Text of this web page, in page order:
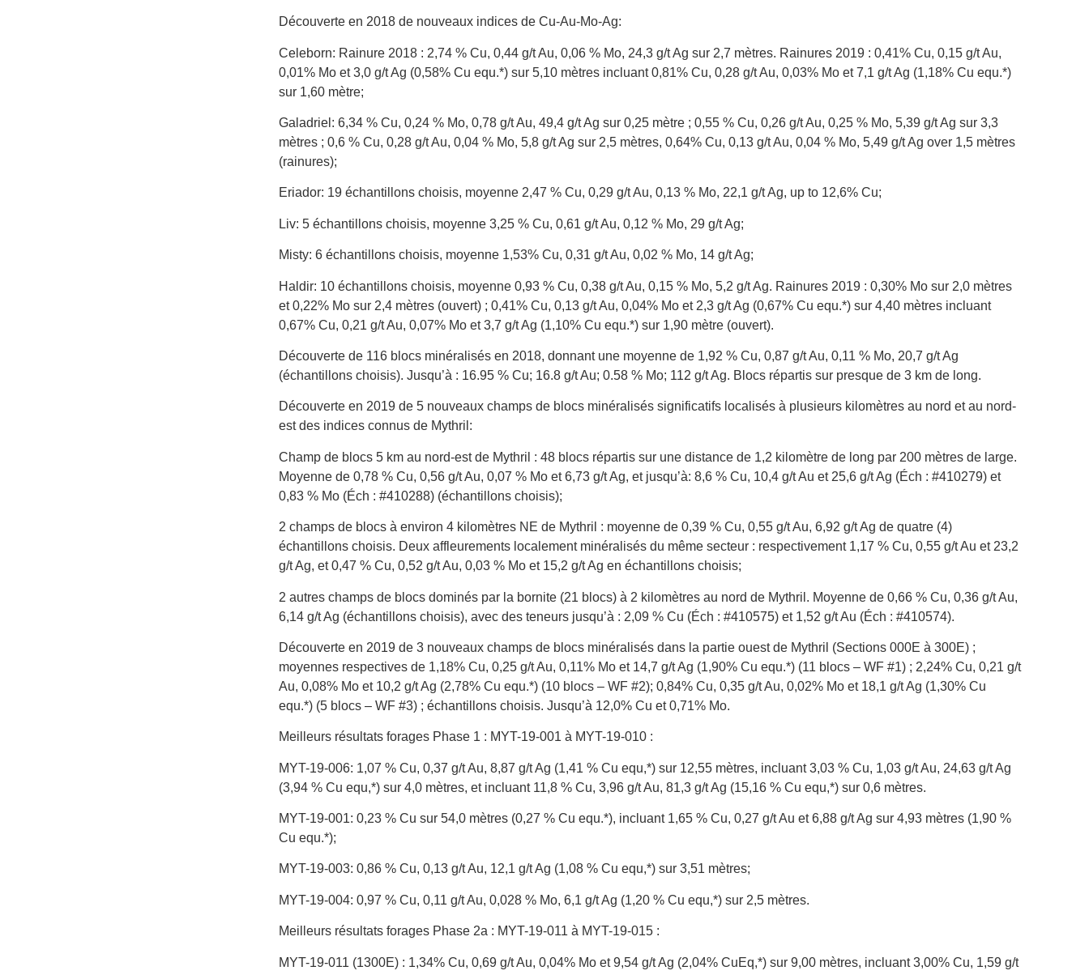
Découverte en 2018 de nouveaux indices de Cu-Au-Mo-Ag:
Celeborn: Rainure 2018 : 2,74 % Cu, 0,44 g/t Au, 0,06 % Mo, 24,3 g/t Ag sur 2,7 mètres. Rainures 2019 : 0,41% Cu, 0,15 g/t Au,
0,01% Mo et 3,0 g/t Ag (0,58% Cu equ.*) sur 5,10 mètres incluant 0,81% Cu, 0,28 g/t Au, 0,03% Mo et 7,1 g/t Ag (1,18% Cu equ.*)
sur 1,60 mètre;
Galadriel: 6,34 % Cu, 0,24 % Mo, 0,78 g/t Au, 49,4 g/t Ag sur 0,25 mètre ; 0,55 % Cu, 0,26 g/t Au, 0,25 % Mo, 5,39 g/t Ag sur 3,3
mètres ; 0,6 % Cu, 0,28 g/t Au, 0,04 % Mo, 5,8 g/t Ag sur 2,5 mètres, 0,64% Cu, 0,13 g/t Au, 0,04 % Mo, 5,49 g/t Ag over 1,5 mètres
(rainures);
Eriador: 19 échantillons choisis, moyenne 2,47 % Cu, 0,29 g/t Au, 0,13 % Mo, 22,1 g/t Ag, up to 12,6% Cu;
Liv: 5 échantillons choisis, moyenne 3,25 % Cu, 0,61 g/t Au, 0,12 % Mo, 29 g/t Ag;
Misty: 6 échantillons choisis, moyenne 1,53% Cu, 0,31 g/t Au, 0,02 % Mo, 14 g/t Ag;
Haldir: 10 échantillons choisis, moyenne 0,93 % Cu, 0,38 g/t Au, 0,15 % Mo, 5,2 g/t Ag. Rainures 2019 : 0,30% Mo sur 2,0 mètres
et 0,22% Mo sur 2,4 mètres (ouvert) ; 0,41% Cu, 0,13 g/t Au, 0,04% Mo et 2,3 g/t Ag (0,67% Cu equ.*) sur 4,40 mètres incluant
0,67% Cu, 0,21 g/t Au, 0,07% Mo et 3,7 g/t Ag (1,10% Cu equ.*) sur 1,90 mètre (ouvert).
Découverte de 116 blocs minéralisés en 2018, donnant une moyenne de 1,92 % Cu, 0,87 g/t Au, 0,11 % Mo, 20,7 g/t Ag
(échantillons choisis). Jusqu’à : 16.95 % Cu; 16.8 g/t Au; 0.58 % Mo; 112 g/t Ag. Blocs répartis sur presque de 3 km de long.
Découverte en 2019 de 5 nouveaux champs de blocs minéralisés significatifs localisés à plusieurs kilomètres au nord et au nord-
est des indices connus de Mythril:
Champ de blocs 5 km au nord-est de Mythril : 48 blocs répartis sur une distance de 1,2 kilomètre de long par 200 mètres de large.
Moyenne de 0,78 % Cu, 0,56 g/t Au, 0,07 % Mo et 6,73 g/t Ag, et jusqu’à: 8,6 % Cu, 10,4 g/t Au et 25,6 g/t Ag (Éch : #410279) et
0,83 % Mo (Éch : #410288) (échantillons choisis);
2 champs de blocs à environ 4 kilomètres NE de Mythril : moyenne de 0,39 % Cu, 0,55 g/t Au, 6,92 g/t Ag de quatre (4)
échantillons choisis. Deux affleurements localement minéralisés du même secteur : respectivement 1,17 % Cu, 0,55 g/t Au et 23,2
g/t Ag, et 0,47 % Cu, 0,52 g/t Au, 0,03 % Mo et 15,2 g/t Ag en échantillons choisis;
2 autres champs de blocs dominés par la bornite (21 blocs) à 2 kilomètres au nord de Mythril. Moyenne de 0,66 % Cu, 0,36 g/t Au,
6,14 g/t Ag (échantillons choisis), avec des teneurs jusqu’à : 2,09 % Cu (Éch : #410575) et 1,52 g/t Au (Éch : #410574).
Découverte en 2019 de 3 nouveaux champs de blocs minéralisés dans la partie ouest de Mythril (Sections 000E à 300E) ;
moyennes respectives de 1,18% Cu, 0,25 g/t Au, 0,11% Mo et 14,7 g/t Ag (1,90% Cu equ.*) (11 blocs – WF #1) ; 2,24% Cu, 0,21 g/t
Au, 0,08% Mo et 10,2 g/t Ag (2,78% Cu equ.*) (10 blocs – WF #2); 0,84% Cu, 0,35 g/t Au, 0,02% Mo et 18,1 g/t Ag (1,30% Cu
equ.*) (5 blocs – WF #3) ; échantillons choisis. Jusqu’à 12,0% Cu et 0,71% Mo.
Meilleurs résultats forages Phase 1 : MYT-19-001 à MYT-19-010 :
MYT-19-006: 1,07 % Cu, 0,37 g/t Au, 8,87 g/t Ag (1,41 % Cu equ,*) sur 12,55 mètres, incluant 3,03 % Cu, 1,03 g/t Au, 24,63 g/t Ag
(3,94 % Cu equ,*) sur 4,0 mètres, et incluant 11,8 % Cu, 3,96 g/t Au, 81,3 g/t Ag (15,16 % Cu equ,*) sur 0,6 mètres.
MYT-19-001: 0,23 % Cu sur 54,0 mètres (0,27 % Cu equ.*), incluant 1,65 % Cu, 0,27 g/t Au et 6,88 g/t Ag sur 4,93 mètres (1,90 %
Cu equ.*);
MYT-19-003: 0,86 % Cu, 0,13 g/t Au, 12,1 g/t Ag (1,08 % Cu equ,*) sur 3,51 mètres;
MYT-19-004: 0,97 % Cu, 0,11 g/t Au, 0,028 % Mo, 6,1 g/t Ag (1,20 % Cu equ,*) sur 2,5 mètres.
Meilleurs résultats forages Phase 2a : MYT-19-011 à MYT-19-015 :
MYT-19-011 (1300E) : 1,34% Cu, 0,69 g/t Au, 0,04% Mo et 9,54 g/t Ag (2,04% CuEq,*) sur 9,00 mètres, incluant 3,00% Cu, 1,59 g/t